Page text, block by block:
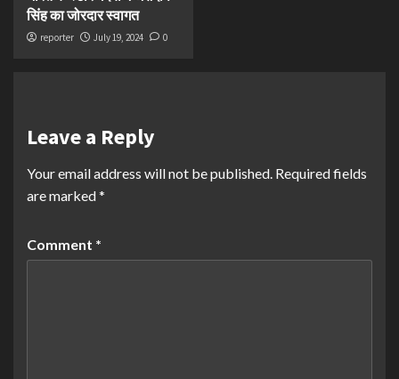
सिंह का जोरदार स्वागत
reporter July 19, 2024 0
Leave a Reply
Your email address will not be published. Required fields
are marked*
Comment *